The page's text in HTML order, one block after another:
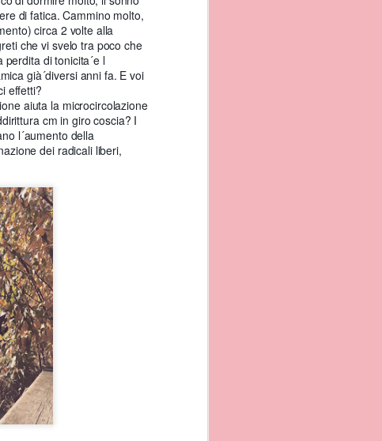
di fatica. Cammino molto,
circa 2 volte alla
che vi svelo tra poco che
di tonicita´e l
già´diversi anni fa. E voi
effetti?
aiuta la microcircolazione
cm in giro coscia? I
l´aumento della
dei radicali liberi,
mare , oppure